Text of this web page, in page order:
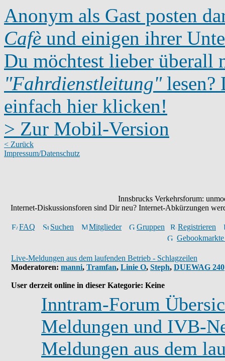
Anonym als Gast posten
Cafè und einigen ihrer
Du möchtest lieber überall
"Fahrdienstleitung"lesen?
einfach hier klicken!
> Zur Mobil-Version
< Zurück
Impressum/Datenschutz
Innsbrucks Verkehrsforum:
Internet-Diskussionsforen sind Dir neu? Internet-Abkürzungen
FAQ Suchen Mitglieder Gruppen
Registrieren
Live-Meldungen aus dem laufenden Betrieb - Schlagzeilen
Moderatoren: manni, Tramfan, Linie O, Steph, DUEWAG 240
User derzeit online in dieser Kategorie: Keine
Inntram-Forum
Meldungen und IVB-
Meldungen aus dem